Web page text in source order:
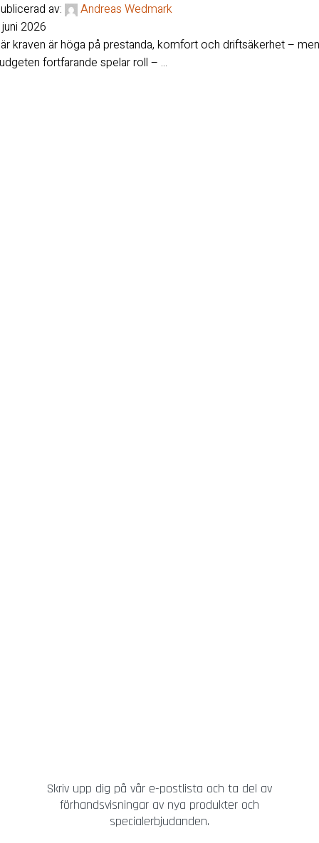
av:
Andreas Wedmark
2026
kraven är höga på prestanda, komfort och driftsäkerhet – men
fortfarande spelar roll – ...
Skriv upp dig på vår e-postlista och ta del av
förhandsvisningar av nya produkter och
specialerbjudanden.